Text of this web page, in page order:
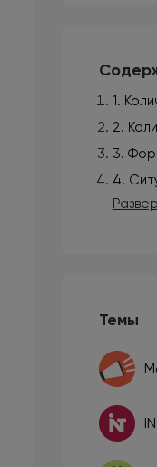
1.
2.
3.
4.
Темы